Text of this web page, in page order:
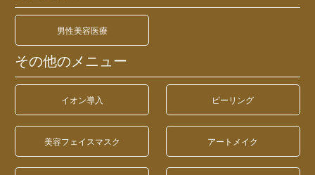
男性美容医療
その他のメニュー
イオン導入 ピーリング
美容フェイスマスク アートメイク